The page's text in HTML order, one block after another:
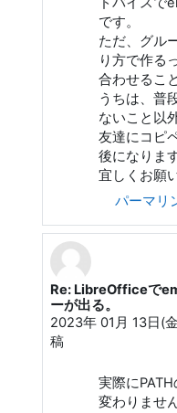
です。
ただ、グル
り方で作る
合わせるこ
うちは、普
ないこと以
友達にコピ
後になります
宜しくお願
パーマリ
和田 勇 への返信
Re: LibreOfficeで
ーが出る。
2023年 01月 13日(
稿
実際に
変わりませ